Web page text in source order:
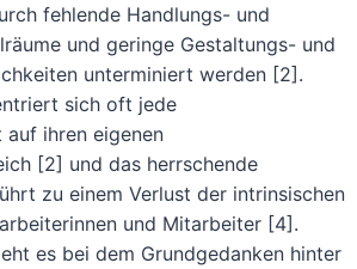
fehlende Handlungs- und
und geringe Gestaltungs- und
unterminiert werden [2].
sich oft jede
auf ihren eigenen
[2] und das herrschende
zu einem Verlust der intrinsischen
und Mitarbeiter [4].
es bei dem Grundgedanken hinter